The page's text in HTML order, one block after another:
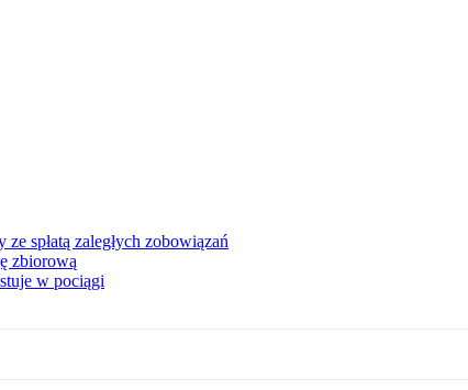
spłatą zaległych zobowiązań
zbiorową
w pociągi